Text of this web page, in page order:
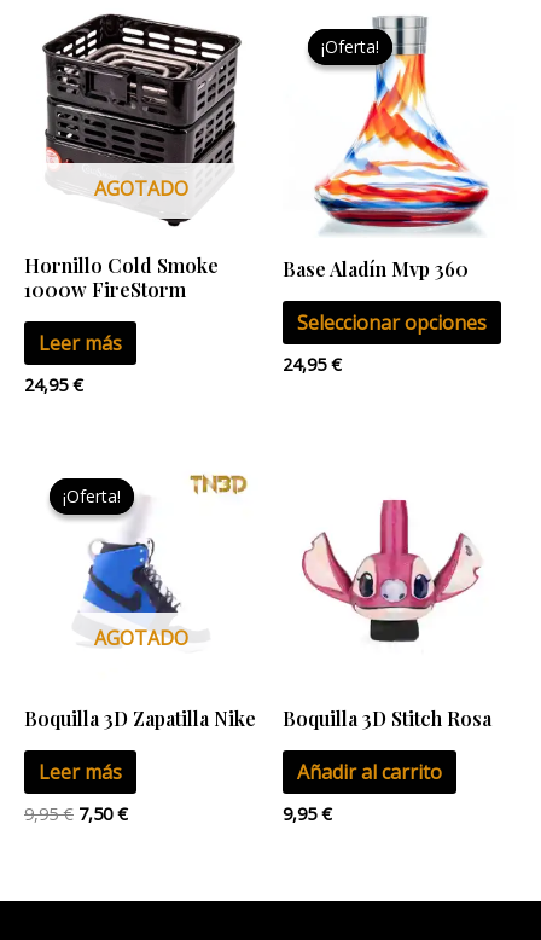
AGOTADO
Hornillo Cold Smoke
1000w FireStorm
Leer más
24,95€
¡Oferta!
¡Oferta!
Base Aladín Mvp 360
Seleccionar opciones
en
24,95€
¡Oferta!
AGOTADO
¡Oferta!
Boquilla 3D Zapatilla Nike
Leer más
9,95€
precio
original
era:
9,95 €.
7,50€
precio
actual
7,50 €.
Boquilla 3D Stitch Rosa
Añadir al carrito
9,95€